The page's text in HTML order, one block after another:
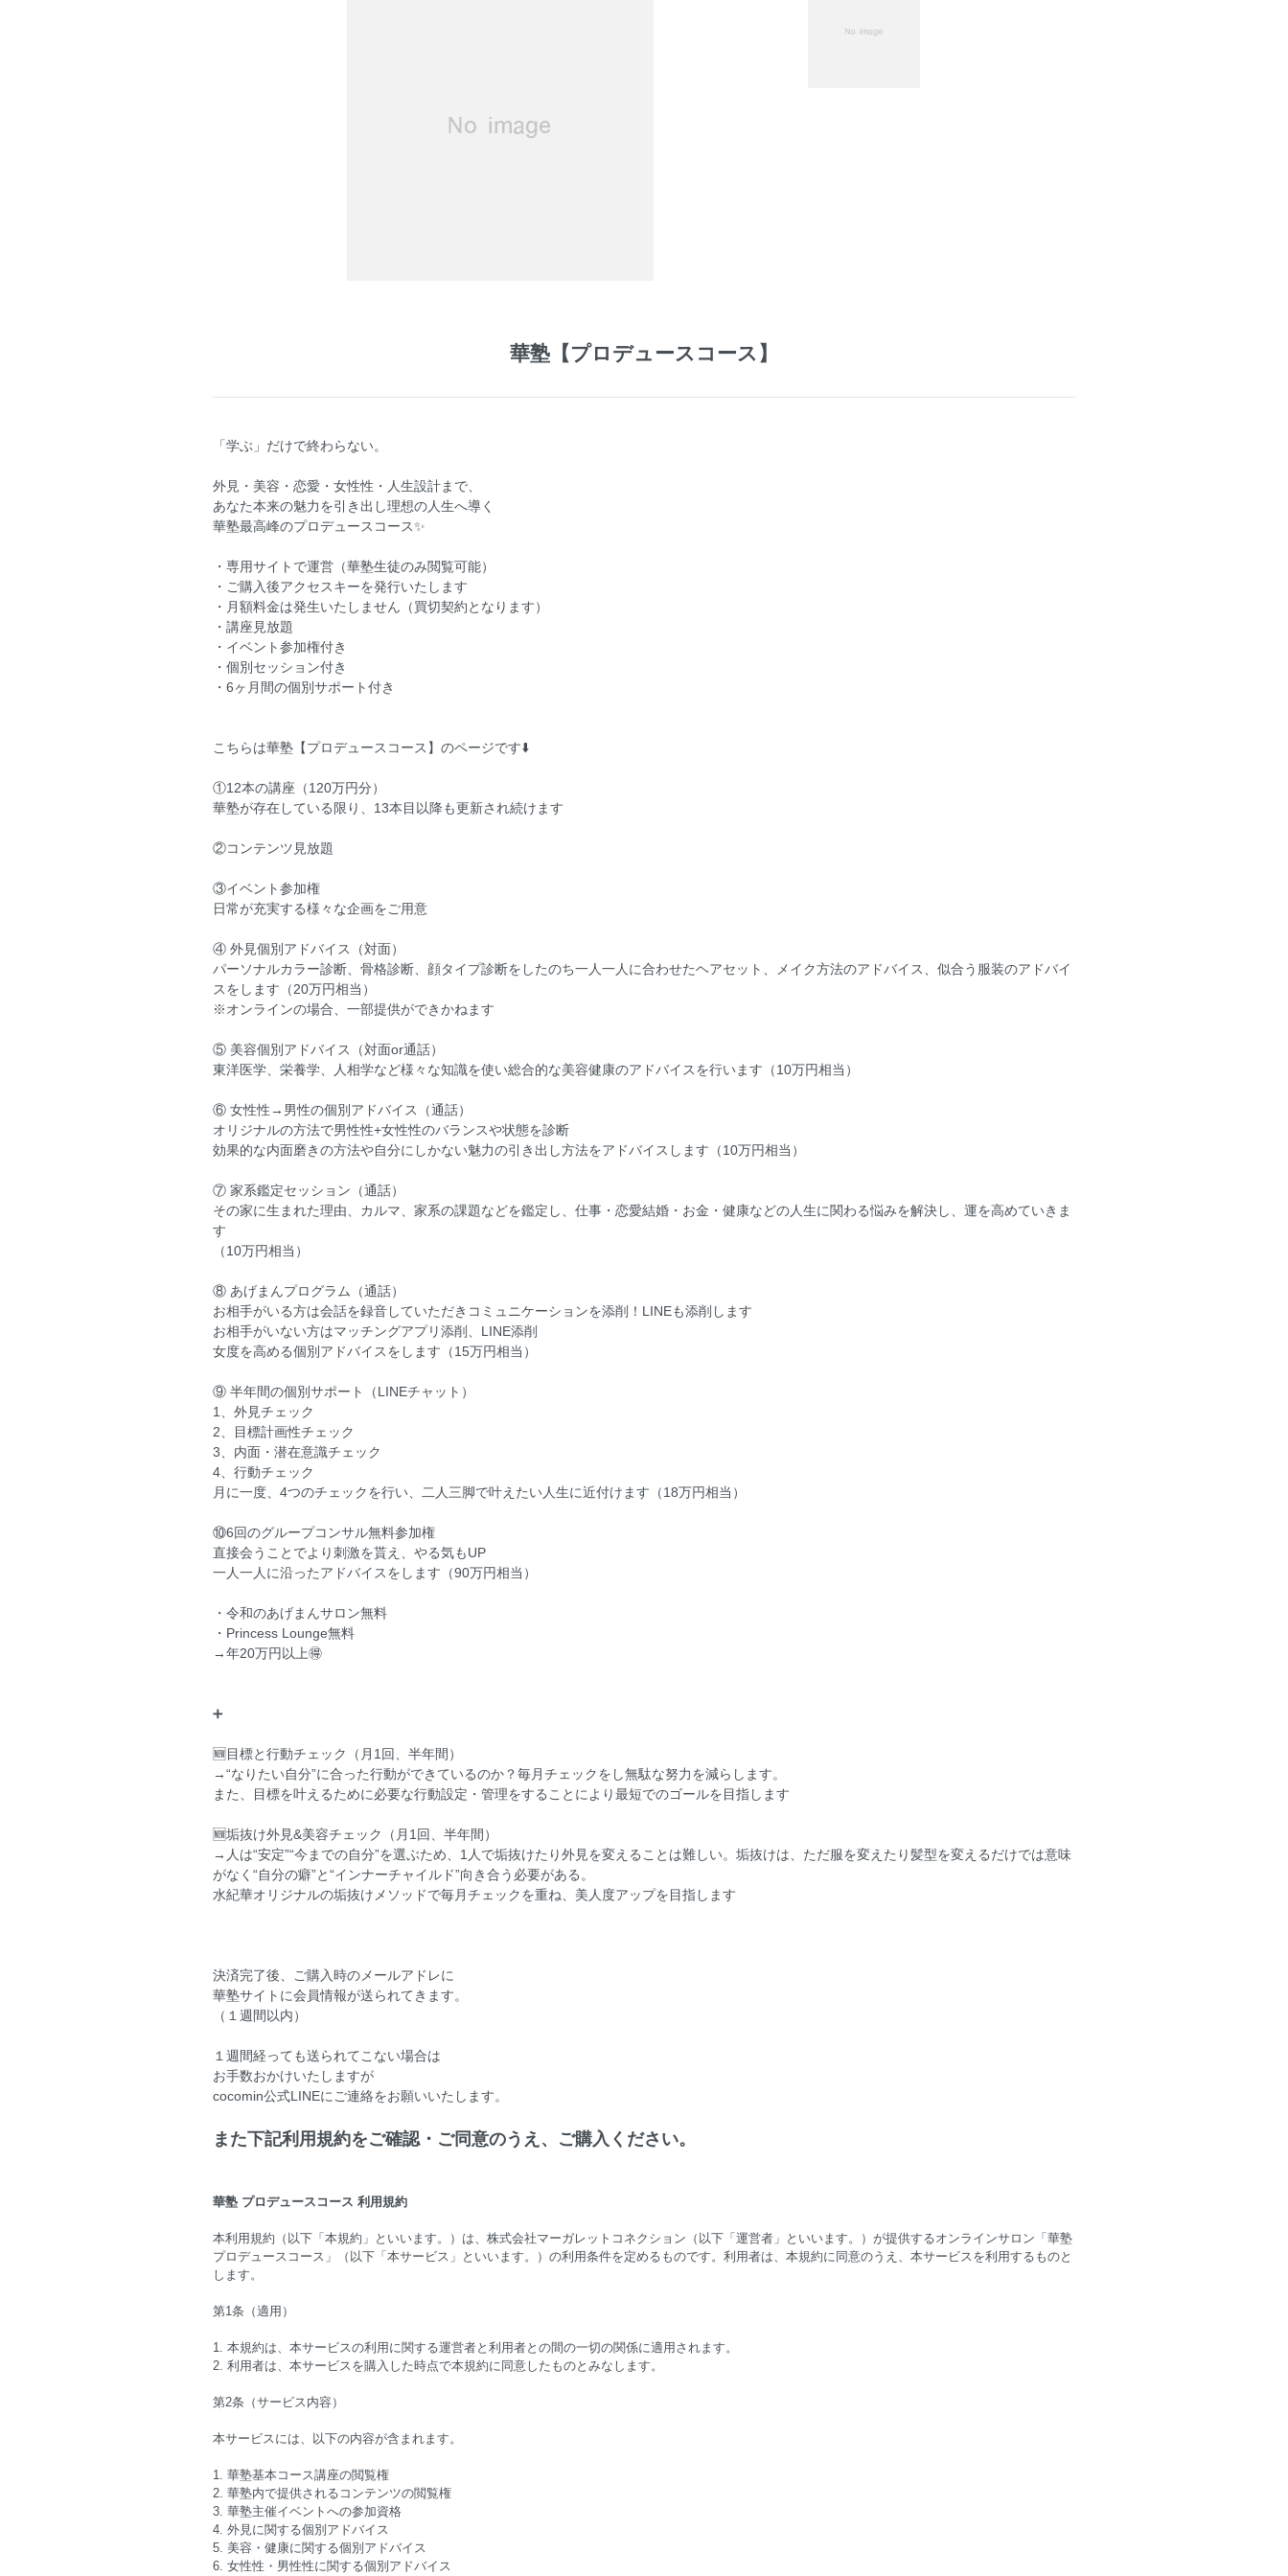
華塾【プロデュースコース】
「学ぶ」だけで終わらない。
外見・美容・恋愛・女性性・人生設計まで、
あなた本来の魅力を引き出し理想の人生へ導く
華塾最高峰のプロデュースコース✨
・専用サイトで運営（華塾生徒のみ閲覧可能）
・ご購入後アクセスキーを発行いたします
・月額料金は発生いたしません（買切契約となります）
・講座見放題
・イベント参加権付き
・個別セッション付き
・6ヶ月間の個別サポート付き
こちらは華塾【プロデュースコース】のページです⬇️
①12本の講座（120万円分）
華塾が存在している限り、13本目以降も更新され続けます
②コンテンツ見放題
③イベント参加権
日常が充実する様々な企画をご用意
④ 外見個別アドバイス（対面）
パーソナルカラー診断、骨格診断、顔タイプ診断をしたのち一人一人に合わせたヘアセット、メイク方法のアドバイス、似合う服装のアドバイ
スをします（20万円相当）
※オンラインの場合、一部提供ができかねます
⑤ 美容個別アドバイス（対面or通話）
東洋医学、栄養学、人相学など様々な知識を使い総合的な美容健康のアドバイスを行います（10万円相当）
⑥ 女性性→男性の個別アドバイス（通話）
オリジナルの方法で男性性+女性性のバランスや状態を診断
効果的な内面磨きの方法や自分にしかない魅力の引き出し方法をアドバイスします（10万円相当）
⑦ 家系鑑定セッション（通話）
その家に生まれた理由、カルマ、家系の課題などを鑑定し、仕事・恋愛結婚・お金・健康などの人生に関わる悩みを解決し、運を高めていきま
す
（10万円相当）
⑧ あげまんプログラム（通話）
お相手がいる方は会話を録音していただきコミュニケーションを添削！LINEも添削します
お相手がいない方はマッチングアプリ添削、LINE添削
女度を高める個別アドバイスをします（15万円相当）
⑨ 半年間の個別サポート（LINEチャット）
1、外見チェック
2、目標計画性チェック
3、内面・潜在意識チェック
4、行動チェック
月に一度、4つのチェックを行い、二人三脚で叶えたい人生に近付けます（18万円相当）
⑩6回のグループコンサル無料参加権
直接会うことでより刺激を貰え、やる気もUP
一人一人に沿ったアドバイスをします（90万円相当）
・令和のあげまんサロン無料
・Princess Lounge無料
→年20万円以上🉐
➕
🆕目標と行動チェック（月1回、半年間）
→“なりたい自分”に合った行動ができているのか？毎月チェックをし無駄な努力を減らします。
また、目標を叶えるために必要な行動設定・管理をすることにより最短でのゴールを目指します
🆕垢抜け外見&美容チェック（月1回、半年間）
→人は“安定”“今までの自分”を選ぶため、1人で垢抜けたり外見を変えることは難しい。垢抜けは、ただ服を変えたり髪型を変えるだけでは意味
がなく“自分の癖”と“インナーチャイルド”向き合う必要がある。
水紀華オリジナルの垢抜けメソッドで毎月チェックを重ね、美人度アップを目指します
決済完了後、ご購入時のメールアドレに
華塾サイトに会員情報が送られてきます。
（１週間以内）
１週間経っても送られてこない場合は
お手数おかけいたしますが
cocomin公式LINEにご連絡をお願いいたします。
また下記利用規約をご確認・ご同意のうえ、ご購入ください。
華塾 プロデュースコース 利用規約
本利用規約（以下「本規約」といいます。）は、株式会社マーガレットコネクション（以下「運営者」といいます。）が提供するオンラインサロン「華塾
プロデュースコース」（以下「本サービス」といいます。）の利用条件を定めるものです。利用者は、本規約に同意のうえ、本サービスを利用するものと
します。
第1条（適用）
1. 本規約は、本サービスの利用に関する運営者と利用者との間の一切の関係に適用されます。
2. 利用者は、本サービスを購入した時点で本規約に同意したものとみなします。
第2条（サービス内容）
本サービスには、以下の内容が含まれます。
1. 華塾基本コース講座の閲覧権
2. 華塾内で提供されるコンテンツの閲覧権
3. 華塾主催イベントへの参加資格
4. 外見に関する個別アドバイス
5. 美容・健康に関する個別アドバイス
6. 女性性・男性性に関する個別アドバイス